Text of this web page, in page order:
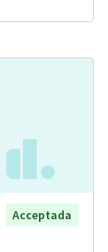
Acceptada